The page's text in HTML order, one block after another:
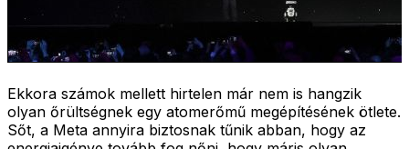
Ekkora számok mellett hirtelen már nem is hangzik
olyan őrültségnek egy atomerőmű megépítésének ötlete.
Sőt, a Meta annyira biztosnak tűnik abban, hogy az